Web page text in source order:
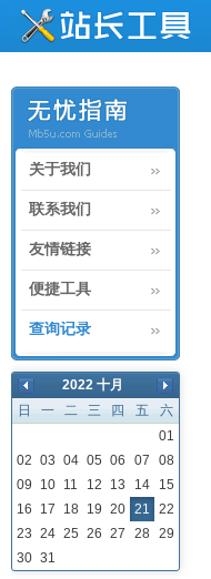
关于我们
联系我们
友情链接
便捷工具
查询记录
2022 十月
日
一 二 三 四 五
六
01
02 03 04 05 06 07
08
09
10 11 12 13 14
15
16
17 18 19 20 21
22
23 24 25 26 27 28
29
30 31